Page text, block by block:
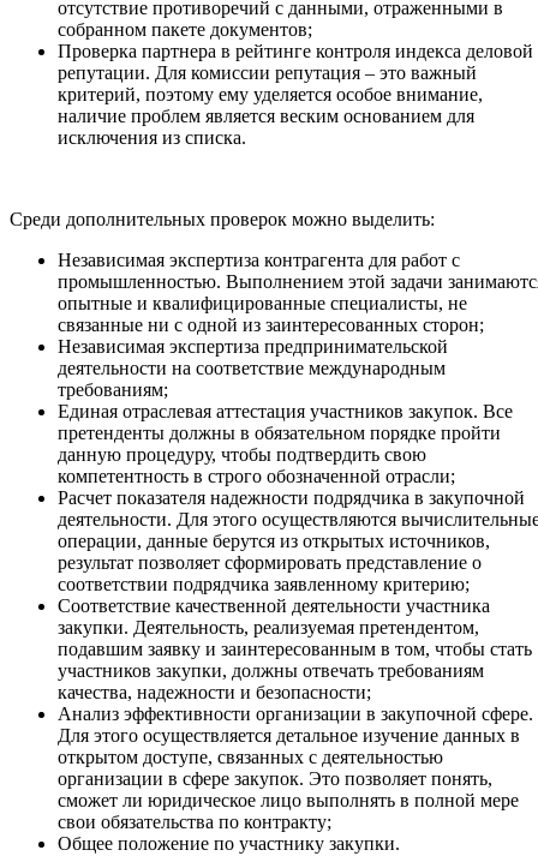
отсутствие противоречий с данными, отраженными в
собранном пакете документов;
Проверка партнера в рейтинге контроля индекса деловой
репутации. Для комиссии репутация – это важный
критерий, поэтому ему уделяется особое внимание,
наличие проблем является веским основанием для
исключения из списка.
Среди дополнительных проверок можно выделить:
Независимая экспертиза контрагента для работ с
промышленностью. Выполнением этой задачи
опытные и квалифицированные специалисты, не
связанные ни с одной из заинтересованных сторон;
Независимая экспертиза предпринимательской
деятельности на соответствие международным
требованиям;
Единая отраслевая аттестация участников закупок. Все
претенденты должны в обязательном порядке пройти
данную процедуру, чтобы подтвердить свою
компетентность в строго обозначенной отрасли;
Расчет показателя надежности подрядчика в закупочной
деятельности. Для этого осуществляются
операции, данные берутся из открытых источников,
результат позволяет сформировать представление о
соответствии подрядчика заявленному критерию;
Соответствие качественной деятельности участника
закупки. Деятельность, реализуемая претендентом,
подавшим заявку и заинтересованным в том, чтобы стать
участников закупки, должны отвечать требованиям
качества, надежности и безопасности;
Анализ эффективности организации в закупочной сфере.
Для этого осуществляется детальное изучение данных в
открытом доступе, связанных с деятельностью
организации в сфере закупок. Это позволяет понять,
сможет ли юридическое лицо выполнять в полной мере
свои обязательства по контракту;
Общее положение по участнику закупки.